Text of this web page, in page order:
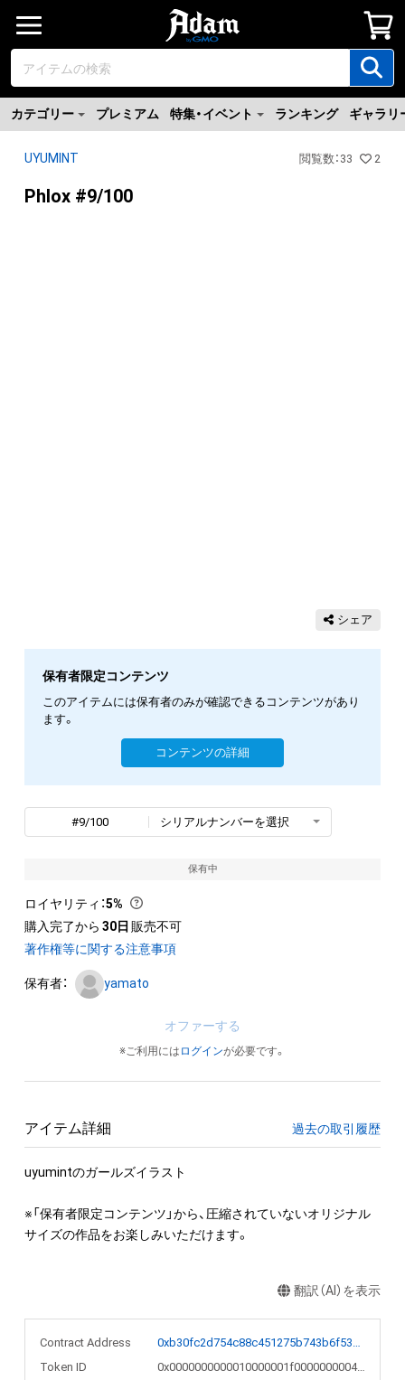
カテゴリー プレミアム 特集・イベント ランキング ギャラリ
UYUMINT 閲覧数 ： 33 2
Phlox #9/100
シェア
保有者限定コンテンツ
このアイテムには保有者のみが確認できるコンテンツがあり
ます。
コンテンツの詳細
#9/100 シリアルナンバーを選択
保有中
ロイヤリティ ：5%
購入完了から 30日 販売不可
著作権等に関する注意事項
保有者： yamato
オファーする
※ご利用には ログインが必要です。
アイテム詳細 過去の取引履歴
uyumintのガールズイラスト
※「保有者限定コンテンツ」から、圧縮されていないオリジナル
サイズの作品をお楽しみいただけます。
翻訳（AI）を表示
Contract Address
0xb30fc2d754c88c451275b743b6f530f19f643683
Token ID
0x0000000000010000001f0000000004a0